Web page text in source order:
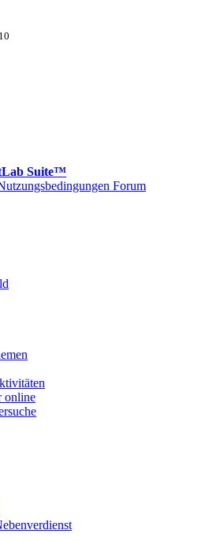
Suite™
Forum
online